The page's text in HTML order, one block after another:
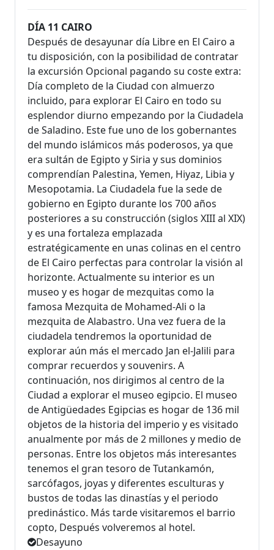
DÍA 11 CAIRO
Después de desayunar día Libre en El Cairo a
tu disposición, con la posibilidad de contratar
la excursión Opcional pagando su coste extra:
Día completo de la Ciudad con almuerzo
incluido, para explorar El Cairo en todo su
esplendor diurno empezando por la Ciudadela
de Saladino. Este fue uno de los gobernantes
del mundo islámicos más poderosos, ya que
era sultán de Egipto y Siria y sus dominios
comprendían Palestina, Yemen, Hiyaz, Libia y
Mesopotamia. La Ciudadela fue la sede de
gobierno en Egipto durante los 700 años
posteriores a su construcción (siglos XIII al XIX)
y es una fortaleza emplazada
estratégicamente en unas colinas en el centro
de El Cairo perfectas para controlar la visión al
horizonte. Actualmente su interior es un
museo y es hogar de mezquitas como la
famosa Mezquita de Mohamed-Ali o la
mezquita de Alabastro. Una vez fuera de la
ciudadela tendremos la oportunidad de
explorar aún más el mercado Jan el-Jalili para
comprar recuerdos y souvenirs. A
continuación, nos dirigimos al centro de la
Ciudad a explorar el museo egipcio. El museo
de Antigüedades Egipcias es hogar de 136 mil
objetos de la historia del imperio y es visitado
anualmente por más de 2 millones y medio de
personas. Entre los objetos más interesantes
tenemos el gran tesoro de Tutankamón,
sarcófagos, joyas y diferentes esculturas y
bustos de todas las dinastías y el periodo
predinástico. Más tarde visitaremos el barrio
copto, Después volveremos al hotel.
Desayuno